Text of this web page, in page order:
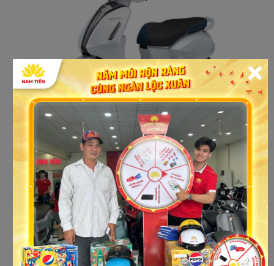
Cửa hàng xe máy trả góp